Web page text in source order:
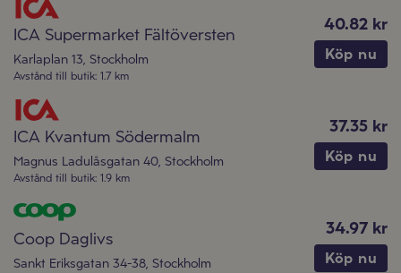
ICA Supermarket Fältöversten
Karlaplan 13, Stockholm
Avstånd till butik: 1.7 km
40.82 kr
Köp nu
ICA Kvantum Södermalm
Magnus Ladulåsgatan 40, Stockholm
Avstånd till butik: 1.9 km
37.35 kr
Köp nu
Coop Daglivs
Sankt Eriksgatan 34-38, Stockholm
34.97 kr
Köp nu